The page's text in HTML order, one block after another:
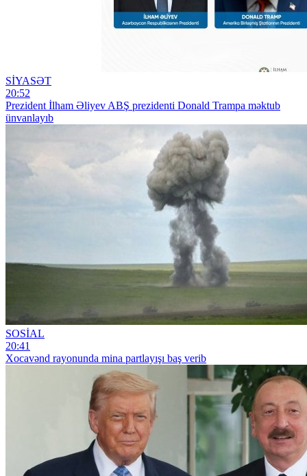
SİYASƏT
20:52
Prezident İlham Əliyev ABŞ prezidenti Donald Trampa məktub
ünvanlayıb
SOSİAL
20:41
Xocavənd rayonunda mina partlayışı baş verib